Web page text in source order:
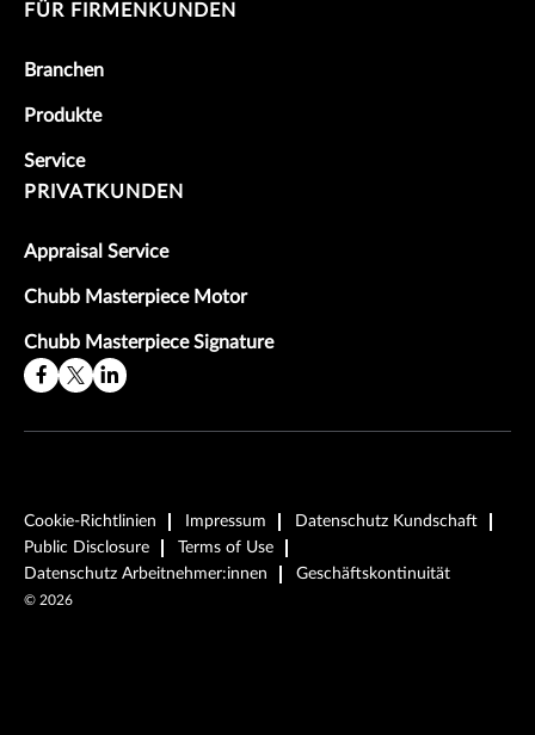
FÜR FIRMENKUNDEN
Branchen
Produkte
Service
PRIVATKUNDEN
Appraisal Service
Chubb Masterpiece Motor
Chubb Masterpiece Signature
Cookie-Richtlinien Impressum
Datenschutz Kundschaft
Public Disclosure
Terms of Use
Datenschutz Arbeitnehmer:innen
Geschäftskontinuität
© 2026